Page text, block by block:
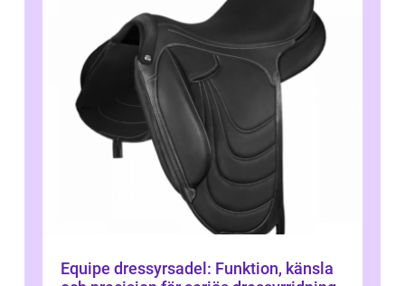
Equipe dressyrsadel: Funktion, känsla